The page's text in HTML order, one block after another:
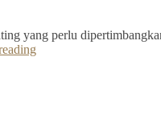
yang perlu